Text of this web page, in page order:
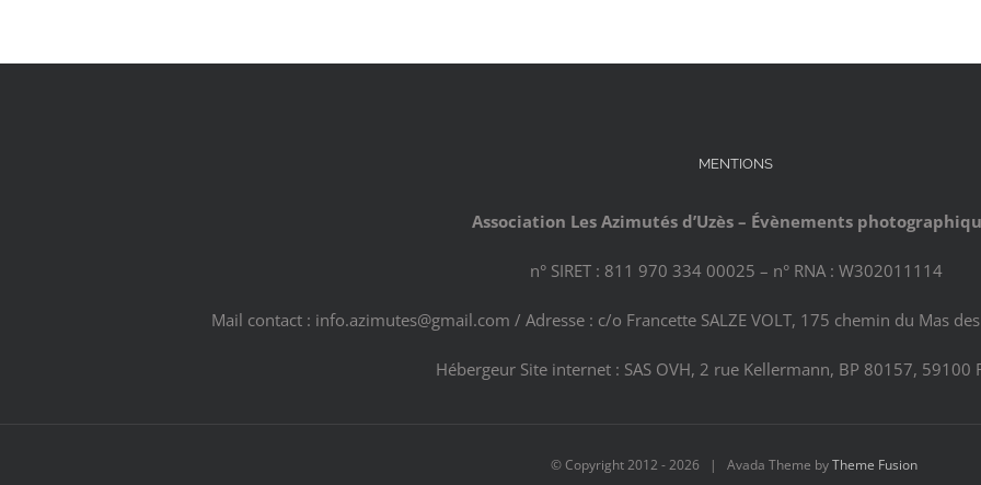
MENTIONS
Association Les Azimutés d’Uzès – Évènements
n° SIRET : 811 970 334 00025 – n° RNA : W302011114
Mail contact : info.azimutes@gmail.com / Adresse : c/o Francette SALZE VOLT, 175 chemin du Mas
Hébergeur Site internet : SAS OVH, 2 rue Kellermann, BP 80157, 59100
© Copyright 2012 -2026 | Avada Theme byTheme Fusion